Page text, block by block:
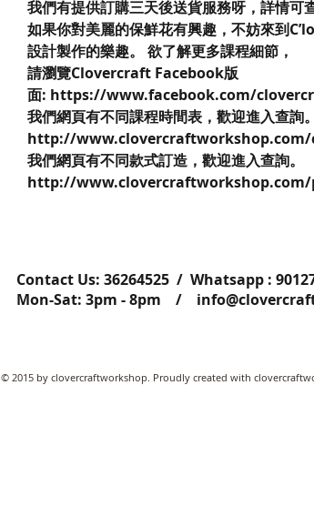
我們有提供訂購三天後送貨服務呀，詳情可
如果你對美麗的保鮮花有興趣，不妨來到
設計製作的樂趣。 欲了解更多課程細節，
請瀏覽Clovercraft Facebook版
面: https://www.facebook.com/
我們網頁有不同課程時間表，歡迎進入查詢。
http://
我們網頁有不同款式訂造，歡迎進入查詢。
http://www.clovercraftworkshop.com/
Contact Us: ​​​​​​​​​​​​​​​​​​​​36264525 / Whatsapp :
Mon-Sat: 3pm - 8pm /
© 2015 by clovercraftworkshop. Proudly created with